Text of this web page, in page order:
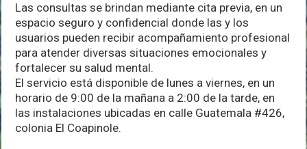
Casa
Joven
Las consultas se brindan mediante cita previa, en un
espacio seguro y confidencial donde las y los
usuarios pueden recibir acompañamiento profesional
para atender diversas situaciones emocionales y
fortalecer su salud mental.
El servicio está disponible de lunes a viernes, en un
horario de 9:00 de la mañana a 2:00 de la tarde, en
las instalaciones ubicadas en calle Guatemala #426,
colonia El Coapinole.